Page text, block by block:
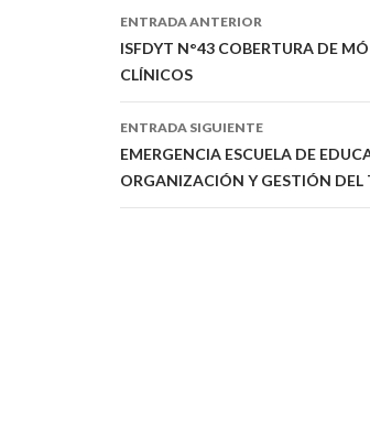
Navegación
de
entradas
ENTRADA ANTERIOR
ISFDYT N°43 COBERTURA DE
CLÍNICOS
ENTRADA SIGUIENTE
EMERGENCIA ESCUELA DE
ORGANIZACIÓN Y GESTIÓN